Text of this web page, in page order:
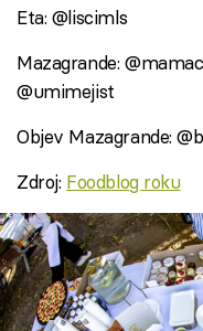
Eta: @liscimls
Mazagrande:
@umimejist
Objev Mazagrande:
Zdroj: Foodblog roku